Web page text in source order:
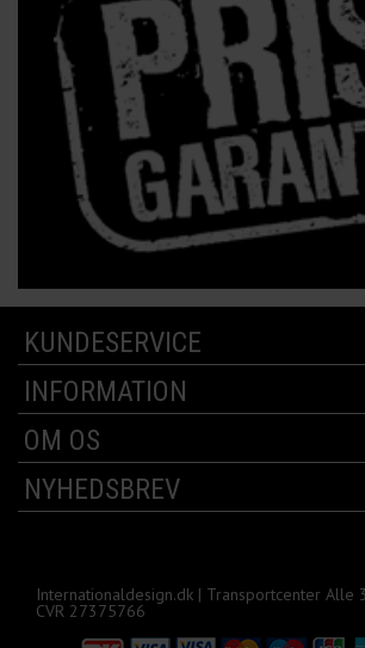
KUNDESERVICE
INFORMATION
OM OS
NYHEDSBREV
Internationaldesign.dk | Transportcenter Alle
CVR 27375766